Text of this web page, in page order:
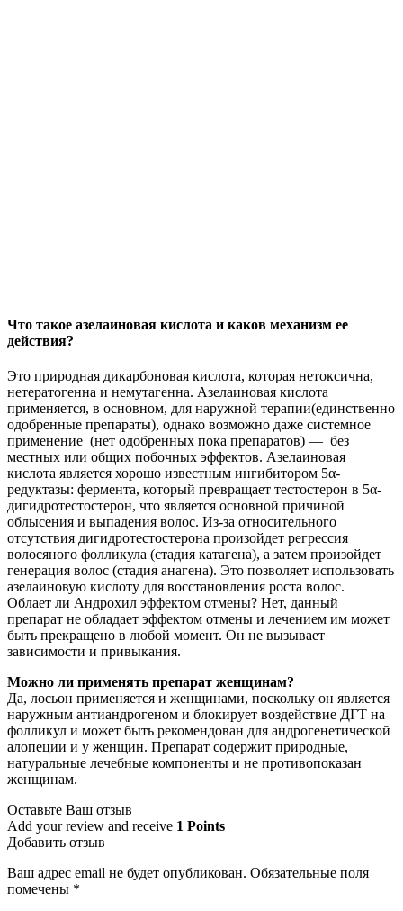
Что такое азелаиновая кислота и каков механизм ее
действия?
Это природная дикарбоновая кислота, которая нетоксична,
нетератогенна и немутагенна. Азелаиновая кислота
применяется, в основном, для наружной терапии(единственно
одобренные препараты), однако возможно даже системное
применение (нет одобренных пока препаратов) — без
местных или общих побочных эффектов. Азелаиновая
кислота является хорошо известным ингибитором 5α-
редуктазы: фермента, который превращает тестостерон в 5α-
дигидротестостерон, что является основной причиной
облысения и выпадения волос. Из-за относительного
отсутствия дигидротестостерона произойдет регрессия
волосяного фолликула (стадия катагена), а затем произойдет
генерация волос (стадия анагена). Это позволяет использовать
азелаиновую кислоту для восстановления роста волос.
Облает ли Андрохил эффектом отмены? Нет, данный
препарат не обладает эффектом отмены и лечением им может
быть прекращено в любой момент. Он не вызывает
зависимости и привыкания.
Можно ли применять препарат женщинам?
Да, лосьон применяется и женщинами, поскольку он является
наружным антиандрогеном и блокирует воздействие ДГТ на
фолликул и может быть рекомендован для андрогенетической
алопеции и у женщин. Препарат содержит природные,
натуральные лечебные компоненты и не противопоказан
женщинам.
Оставьте Ваш отзыв
Add your review and receive 1 Points
Добавить отзыв
Ваш адрес email не будет опубликован. Обязательные поля
помечены *